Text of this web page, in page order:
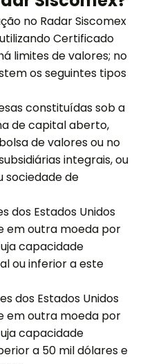
no Radar Siscomex
Certificado
limites de valores; no
os seguintes tipos
constituídas sob a
de capital aberto,
de valores ou no
integrais, ou
sociedade de
dos Estados Unidos
em outra moeda por
capacidade
ou inferior a este
dos Estados Unidos
em outra moeda por
capacidade
a 50 mil dólares e